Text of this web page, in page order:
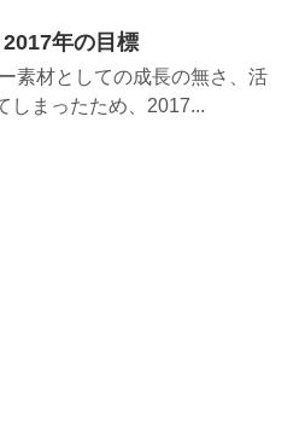
年の目標
素材としての成長の無さ、活
しまったため、2017...